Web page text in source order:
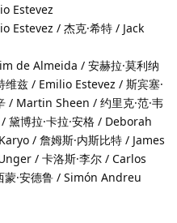
Estevez
Estevez / 杰克·希特 / Jack
de Almeida / 安赫拉·莫利纳
兹 / Emilio Estevez / 斯宾塞·
/ Martin Sheen / 约里克·范·韦
博拉·卡拉·安格 / Deborah
/ 詹姆斯·内斯比特 / James
/ 卡洛斯·李尔 / Carlos
·安德鲁 / Simón Andreu